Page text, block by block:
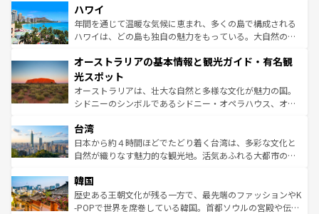
着のスイス情報は
のような巨大都市は、観光、ショッピング、エンターテイ
ンメントが詰まった刺激的なスポットだ。一方、アメリカ
西部には大自然が広がり、グランドキャニオンやイエロー
部のニューオーリンズでは、音楽と美食が融合した独特の
文化が魅力。旅行者はアメリカの各地域で異なる魅力を楽
しみながら、その多様性と豊かな歴史を感じることができ
るだろう。車でのロードトリップや列車の旅も、アメリカ
情報は
ハワイ
年間を通じて温暖な気候に恵まれ、多くの島で構成される
ハワイは、どの島も独自の魅力をもっている。大自然の神
ワイ島は見逃せない。また、定番の観光地といえばオアフ
島だが、静かな自然を求めるならマウイ島やカウアイ島が
おすすめ。エメラルドグリーンに輝く海をはじめ、豊かな
文化や歴史が息づいている。「アロハスピリット」と呼ば
人々、おいしいローカルフードやハワイアンミュージッ
ク、伝統的なフラダンスなど、すべてがハワイの魅力を彩
っている。訪れるたびに新しい発見と感動が待っているハ
はコンテンツ一覧
オーストラリアの基本情報と観光ガイド・有名観
光スポット
オーストラリアは、壮大な自然と多様な文化が魅力の国。
シドニーのシンボルであるシドニー・オペラハウス、オー
リアリーフや大陸中央部にそびえるウルル（エアーズロッ
ク）、タスマニアの美しい原生林やケアンズの熱帯雨林な
ど、見どころがたくさん。また、カフェやワイン、オージ
いる。アクティビティも充実しており、サーフィンやダイ
ビング、ハイキングなど、アウトドア好きにはたまらな
い。オーストラリアの多彩な魅力を存分に味わいつくそ
台湾
日本から約４時間ほどでたどり着く台湾は、多彩な文化と
自然が織りなす魅力的な観光地。活気あふれる大都市の台
ン）、静ひつな山岳地帯である台湾東部など、都市の喧騒
と山間の静けさが共存しており、訪れる人に新しい発見と
驚きをもたらしてくれる。また、奥深い台湾の食文化も魅
韓国
歴史ある王朝文化が残る一方で、最先端のファッションやK
-POPで世界を席巻している韓国。首都ソウルの宮殿や伝統